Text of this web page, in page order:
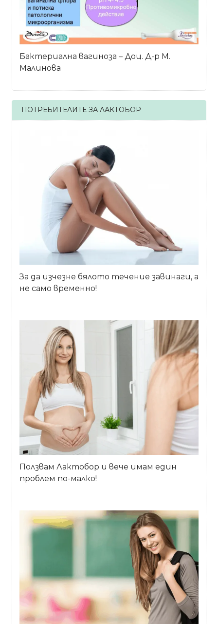
Бактериална вагиноза – Доц. Д-р М.
Малинова
ПОТРЕБИТЕЛИТЕ ЗА ЛАКТОБОР
За да изчезне бялото течение завинаги, а
не само временно!
Ползвам Лактобор и вече имам един
проблем по-малко!